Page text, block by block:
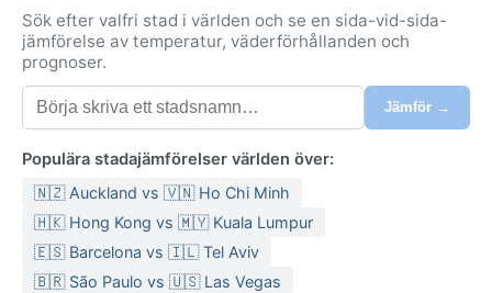
Sök efter valfri stad i världen och se en sida-vid-sida-
jämförelse av temperatur, väderförhållanden och
prognoser.
Jämför →
Populära stadajämförelser världen över:
🇳🇿 Auckland vs 🇻🇳 Ho Chi Minh
🇭🇰 Hong Kong vs 🇲🇾 Kuala Lumpur
🇪🇸 Barcelona vs 🇮🇱 Tel Aviv
🇧🇷 São Paulo vs 🇺🇸 Las Vegas